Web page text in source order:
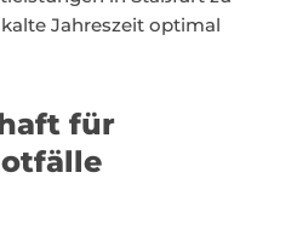
Jahreszeit optimal
für